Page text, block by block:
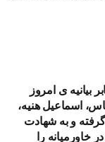
بیانیه ی امروز
اسماعیل هنیه،
و به شهادت
را